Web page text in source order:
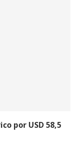
por USD 58,5